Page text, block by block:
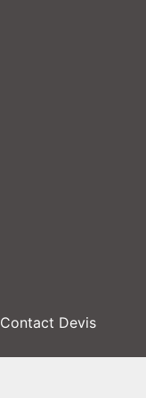
Contact Devis